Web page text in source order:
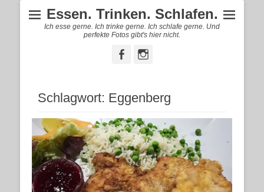
Essen. Trinken. Schlafen.
Ich esse gerne. Ich trinke gerne. Ich schlafe gerne. Und
perfekte Fotos gibt's hier nicht.
FacebookInstagram
Schlagwort: Eggenberg